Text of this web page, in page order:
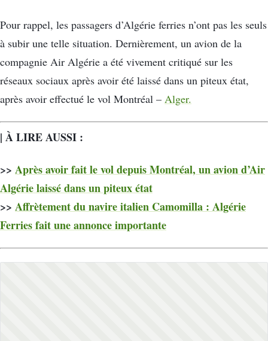
Pour rappel, les passagers d’Algérie ferries n’ont pas les seuls
à subir une telle situation. Dernièrement, un avion de la
compagnie Air Algérie a été vivement critiqué sur les
réseaux sociaux après avoir été laissé dans un piteux état,
après avoir effectué le vol Montréal – Alger.
| À LIRE AUSSI :
>> Après avoir fait le vol depuis Montréal, un avion d’Air
Algérie laissé dans un piteux état
>> Affrètement du navire italien Camomilla : Algérie
Ferries fait une annonce importante